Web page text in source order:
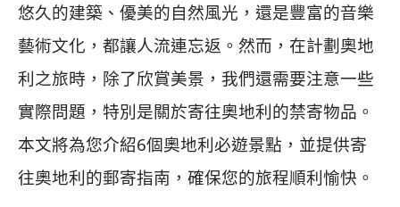
悠久的建築、優美的自然風光，還是豐富的音樂
藝術文化，都讓人流連忘返。然而，在計劃奧地
利之旅時，除了欣賞美景，我們還需要注意一些
實際問題，特別是關於寄往奧地利的禁寄物品。
本文將為您介紹6個奧地利必遊景點，並提供寄
往奧地利的郵寄指南，確保您的旅程順利愉快。